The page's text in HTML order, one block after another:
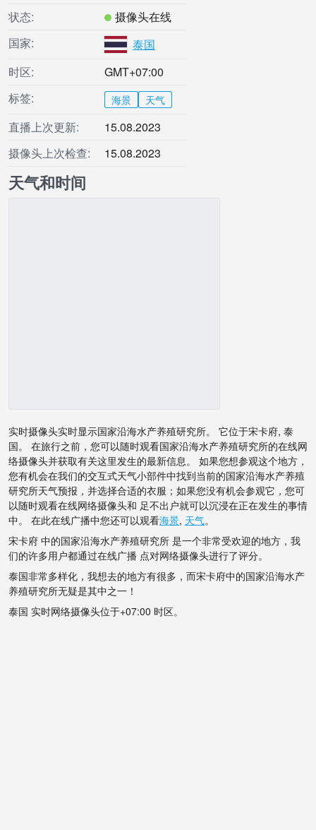
状态:
摄像头在线
国家:
泰国
时区:
GMT+07:00
标签:
海景 天气
直播上次更新:
15.08.2023
摄像头上次检查:
15.08.2023
天气和时间
实时摄像头实时显示国家沿海水产养殖研究所。 它位于宋卡府, 泰
国。 在旅行之前，您可以随时观看国家沿海水产养殖研究所的在线网
络摄像头并获取有关这里发生的最新信息。 如果您想参观这个地方，
您有机会在我们的交互式天气小部件中找到当前的国家沿海水产养殖
研究所天气预报，并选择合适的衣服；如果您没有机会参观它，您可
以随时观看在线网络摄像头和 足不出户就可以沉浸在正在发生的事情
中。 在此在线广播中您还可以观看海景, 天气。
宋卡府 中的国家沿海水产养殖研究所 是一个非常受欢迎的地方，我
们的许多用户都通过在线广播 点对网络摄像头进行了评分。
泰国非常多样化，我想去的地方有很多，而宋卡府中的国家沿海水产
养殖研究所无疑是其中之一！
泰国 实时网络摄像头位于+07:00 时区。